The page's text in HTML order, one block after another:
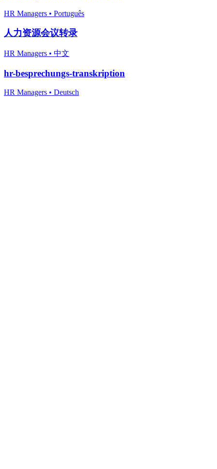
HR Managers • Português
人力资源会议转录
HR Managers • 中文
hr-besprechungs-transkription
HR Managers • Deutsch